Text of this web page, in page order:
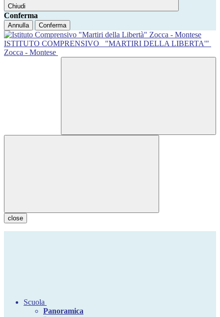
Chiudi
Conferma
Annulla Conferma
ISTITUTO COMPRENSIVO
"MARTIRI DELLA LIBERTA'"
Zocca - Montese
close
Scuola
Panoramica